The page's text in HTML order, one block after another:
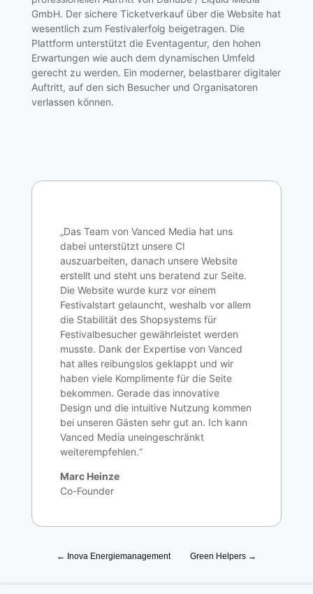
GmbH. Der sichere Ticketverkauf über die Website hat
wesentlich zum Festivalerfolg beigetragen. Die
Plattform unterstützt die Eventagentur, den hohen
Erwartungen wie auch dem dynamischen Umfeld
gerecht zu werden. Ein moderner, belastbarer digitaler
Auftritt, auf den sich Besucher und Organisatoren
verlassen können.
„Das Team von Vanced Media hat uns
dabei unterstützt unsere CI
auszuarbeiten, danach unsere Website
erstellt und steht uns beratend zur Seite.
Die Website wurde kurz vor einem
Festivalstart gelauncht, weshalb vor allem
die Stabilität des Shopsystems für
Festivalbesucher gewährleistet werden
musste. Dank der Expertise von Vanced
hat alles reibungslos geklappt und wir
haben viele Komplimente für die Seite
bekommen. Gerade das innovative
Design und die intuitive Nutzung kommen
bei unseren Gästen sehr gut an. Ich kann
Vanced Media uneingeschränkt
weiterempfehlen.“
Marc Heinze
Co-Founder
← Inova Energiemanagement Green Helpers →